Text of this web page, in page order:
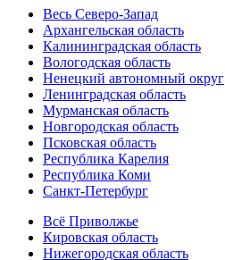
Весь Северо-Запад
Архангельская область
Калининградская область
Вологодская область
Ненецкий автономный округ
Ленинградская область
Мурманская область
Новгородская область
Псковская область
Республика Карелия
Республика Коми
Санкт-Петербург
Всё Приволжье
Кировская область
Нижегородская область